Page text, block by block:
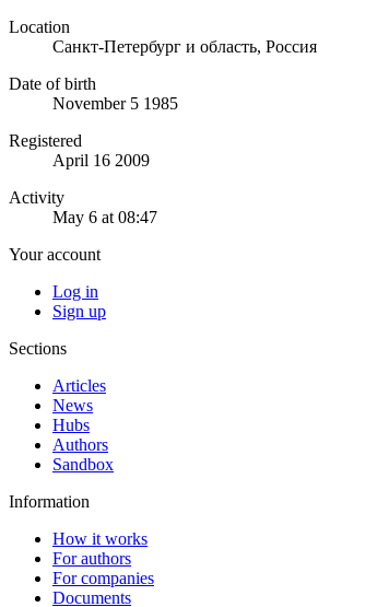
Location
Санкт-Петербург и область, Россия
Date of birth
November 5 1985
Registered
April 16 2009
Activity
May 6 at 08:47
Your account
Log in
Sign up
Sections
Articles
News
Hubs
Authors
Sandbox
Information
How it works
For authors
For companies
Documents